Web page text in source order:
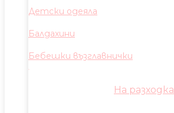
Детски одеяла
Балдахини
Бебешки възглавнички
На разходка